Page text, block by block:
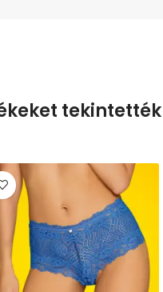
tekintették